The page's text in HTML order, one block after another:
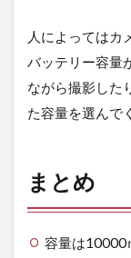
人によってはカ
バッテリー容量
ながら撮影した
た容量を選んで
まとめ
容量は10000